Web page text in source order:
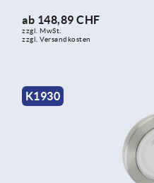
ab 148,89 CHF
zzgl. MwSt.
zzgl. Versandkosten
K1930